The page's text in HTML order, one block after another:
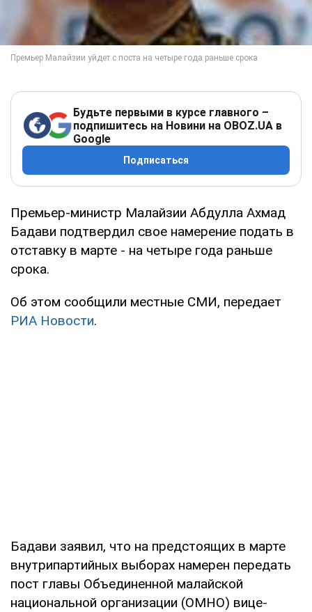
Будьте первыми в курсе главного –
подпишитесь на Новини на OBOZ.UA в
Google
Подписаться
Премьер-министр Малайзии Абдулла Ахмад
Бадави подтвердил свое намерение подать в
отставку в марте - на четыре года раньше
срока.
Об этом сообщили местные СМИ, передает
РИА Новости.
Бадави заявил, что на предстоящих в марте
внутрипартийных выборах намерен передать
пост главы Объединенной малайской
национальной организации (ОМНО) вице-